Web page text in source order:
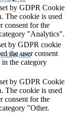
среднего
by GDPR Cookie
The cookie is used
consent for the
"Analytics".
by GDPR cookie
the user consent
the category
by GDPR Cookie
The cookie is used
consent for the
"Other.